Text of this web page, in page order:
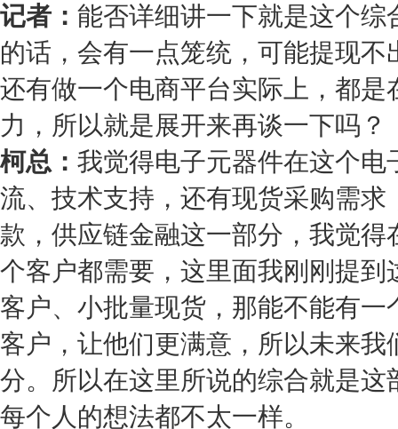
记者： 能否详细讲一下就是这个
的话，会有一点笼统，可能提现
还有做一个电商平台实际上，都
力，所以就是展开来再谈一下吗？
柯总： 我觉得电子元器件在这个
流、技术支持，还有现货采购需
款，供应链金融这一部分，我觉
个客户都需要，这里面我刚刚提
客户、小批量现货，那能不能有
客户，让他们更满意，所以未来
分。所以在这里所说的综合就是
每个人的想法都不太一样。